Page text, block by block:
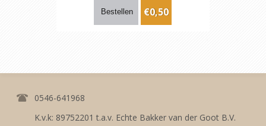
€0,50
0546-641968
K.v.k: 89752201 t.a.v. Echte Bakker van der Goot B.V.